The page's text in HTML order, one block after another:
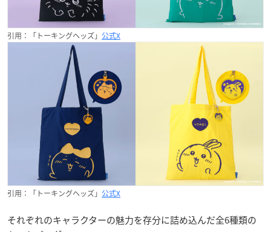
引用：「トーキングヘッズ」 公式X
引用：「トーキングヘッズ」 公式X
それぞれのキャラクターの魅力を存分に詰め込んだ全6種類の